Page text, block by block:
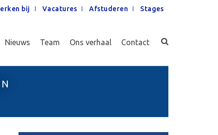
bij Vacatures Afstuderen Stages
Nieuws Team Ons verhaal Contact